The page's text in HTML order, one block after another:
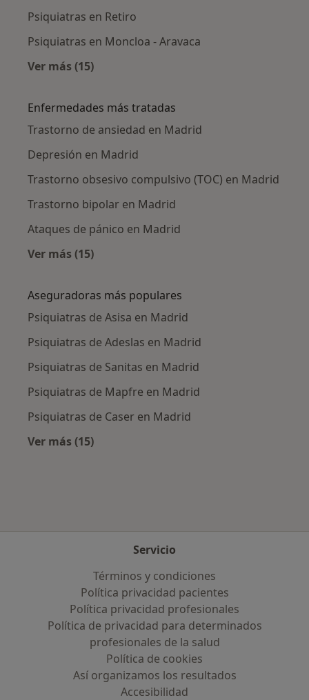
Psiquiatras en Retiro
Psiquiatras en Moncloa - Aravaca
Ver más (15)
Enfermedades más tratadas
Trastorno de ansiedad en Madrid
Depresión en Madrid
Trastorno obsesivo compulsivo (TOC) en Madrid
Trastorno bipolar en Madrid
Ataques de pánico en Madrid
Ver más (15)
Aseguradoras más populares
Psiquiatras de Asisa en Madrid
Psiquiatras de Adeslas en Madrid
Psiquiatras de Sanitas en Madrid
Psiquiatras de Mapfre en Madrid
Psiquiatras de Caser en Madrid
Ver más (15)
Servicio
Términos y condiciones
Política privacidad pacientes
Política privacidad profesionales
Política de privacidad para determinados
profesionales de la salud
Política de cookies
Así organizamos los resultados
Accesibilidad